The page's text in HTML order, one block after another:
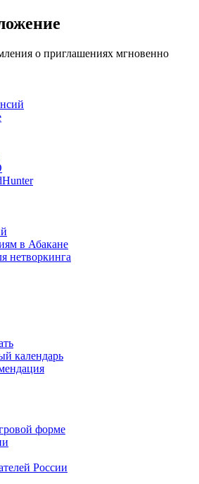
о приглашениях мгновенно
в Абакане
нетворкинга
календарь
форме
России